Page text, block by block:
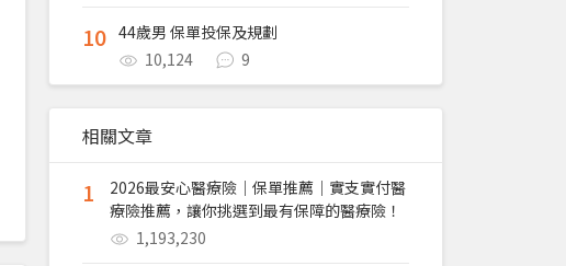
10 44歲男 保單投保及規劃
10,124
9
相關文章
1
2026最安心醫療險｜保單推薦｜實支實付醫
療險推薦，讓你挑選到最有保障的醫療險！
1,193,230